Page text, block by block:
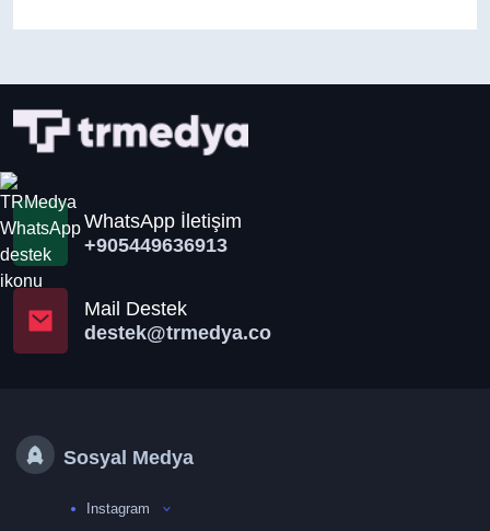
WhatsApp İletişim
+905449636913
Mail Destek
destek@trmedya.co
Sosyal Medya
Instagram